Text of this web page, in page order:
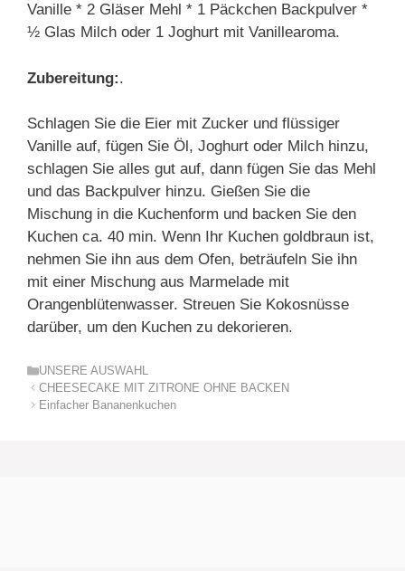
Vanille * 2 Gläser Mehl * 1 Päckchen Backpulver *
½ Glas Milch oder 1 Joghurt mit Vanillearoma.
Zubereitung:.
Schlagen Sie die Eier mit Zucker und flüssiger
Vanille auf, fügen Sie Öl, Joghurt oder Milch hinzu,
schlagen Sie alles gut auf, dann fügen Sie das Mehl
und das Backpulver hinzu. Gießen Sie die
Mischung in die Kuchenform und backen Sie den
Kuchen ca. 40 min. Wenn Ihr Kuchen goldbraun ist,
nehmen Sie ihn aus dem Ofen, beträufeln Sie ihn
mit einer Mischung aus Marmelade mit
Orangenblütenwasser. Streuen Sie Kokosnüsse
darüber, um den Kuchen zu dekorieren.
Kategorien
UNSERE AUSWAHL
CHEESECAKE MIT ZITRONE OHNE BACKEN
Einfacher Bananenkuchen